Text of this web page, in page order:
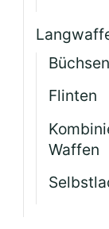
Büchsen
Flinten
Waffen